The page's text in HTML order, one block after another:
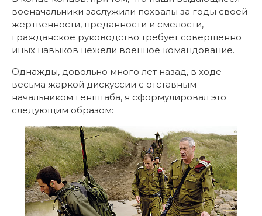
военачальники заслужили похвалы за годы своей
жертвенности, преданности и смелости,
гражданское руководство требует совершенно
иных навыков нежели военное командование.
Однажды, довольно много лет назад, в ходе
весьма жаркой дискуссии с отставным
начальником генштаба, я сформулировал это
следующим образом: